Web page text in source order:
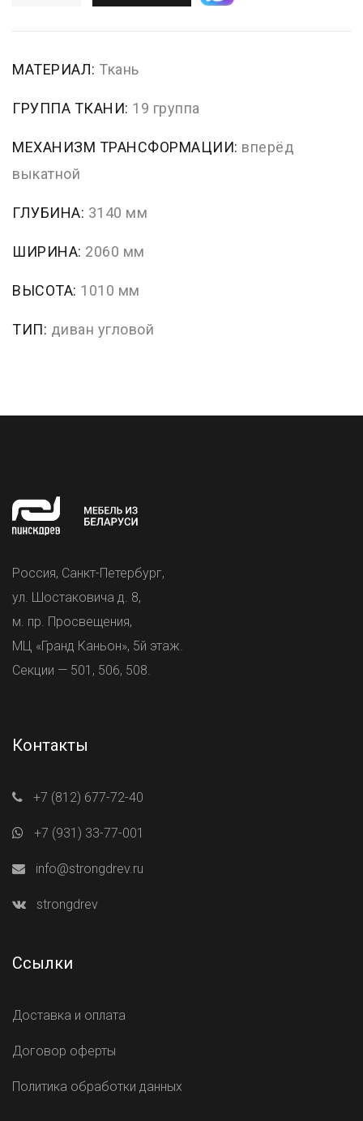
МАТЕРИАЛ: Ткань
ГРУППА ТКАНИ: 19 группа
МЕХАНИЗМ ТРАНСФОРМАЦИИ: вперёд
выкатной
ГЛУБИНА: 3140 мм
ШИРИНА: 2060 мм
ВЫСОТА: 1010 мм
ТИП: диван угловой
Россия, Санкт-Петербург,
ул. Шостаковича д. 8,
м. пр. Просвещения,
МЦ «Гранд Каньон», 5й этаж.
Секции — 501, 506, 508.
Контакты
+7 (812) 677-72-40
+7 (931) 33-77-001
info@strongdrev.ru
strongdrev
Ссылки
Доставка и оплата
Договор оферты
Политика обработки данных